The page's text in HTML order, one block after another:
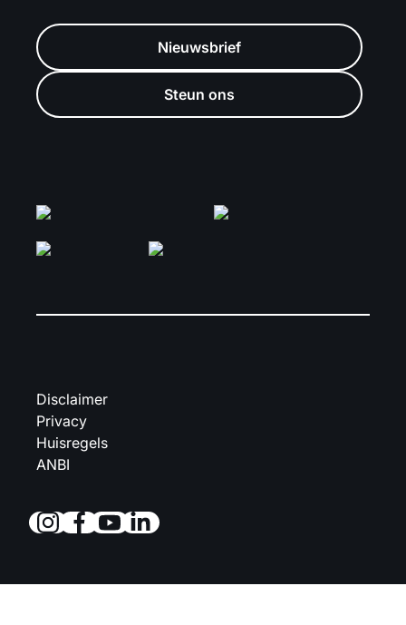
Nieuwsbrief
Steun ons
Disclaimer
Privacy
Huisregels
ANBI